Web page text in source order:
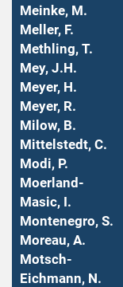
Meinke, M.
Meller, F.
Methling, T.
Mey, J.H.
Meyer, H.
Meyer, R.
Milow, B.
Mittelstedt, C.
Modi, P.
Moerland-
Masic, I.
Montenegro, S.
Moreau, A.
Motsch-
Eichmann, N.